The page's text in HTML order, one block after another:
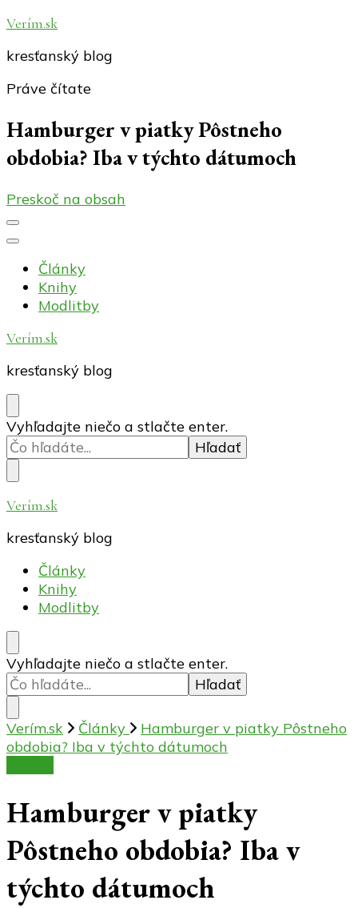
Verím.sk
kresťanský blog
Práve čítate
Hamburger v piatky Pôstneho
obdobia? Iba v týchto dátumoch
Preskoč na obsah
Články
Knihy
Modlitby
Verím.sk
kresťanský blog
Hľadáte
niečo?
Vyhľadajte niečo a stlačte enter.
Verím.sk
kresťanský blog
Články
Knihy
Modlitby
Hľadáte
niečo?
Vyhľadajte niečo a stlačte enter.
Verím.sk Články
Hamburger v piatky Pôstneho
obdobia? Iba v týchto dátumoch
Hamburger v piatky
Pôstneho obdobia? Iba v
týchto dátumoch